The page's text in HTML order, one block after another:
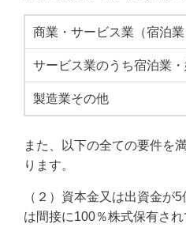
商業・サービス業（宿泊業
サービス業のうち宿泊業
製造業その他
また、以下の全ての要件を
ります。
（２）資本金又は出資金が
は間接に100％株式保有さ